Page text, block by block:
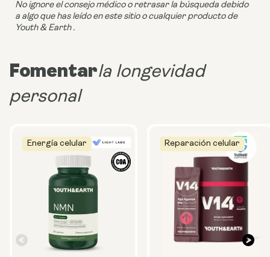
No ignore el consejo médico o retrasar la búsqueda debido
a algo que has leído en este sitio o cualquier producto de
Youth & Earth .
Fomentarla longevidad
personal
Energía celular Reparación celular